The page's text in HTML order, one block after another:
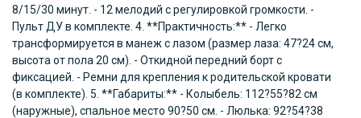
8/15/30 минут. - 12 мелодий с регулировкой громкости. -
Пульт ДУ в комплекте. 4. **Практичность:** - Легко
трансформируется в манеж с лазом (размер лаза: 47?24 см,
высота от пола 20 см). - Откидной передний борт с
фиксацией. - Ремни для крепления к родительской кровати
(в комплекте). 5. **Габариты:** - Колыбель: 112?55?82 см
(наружные), спальное место 90?50 см. - Люлька: 92?54?38